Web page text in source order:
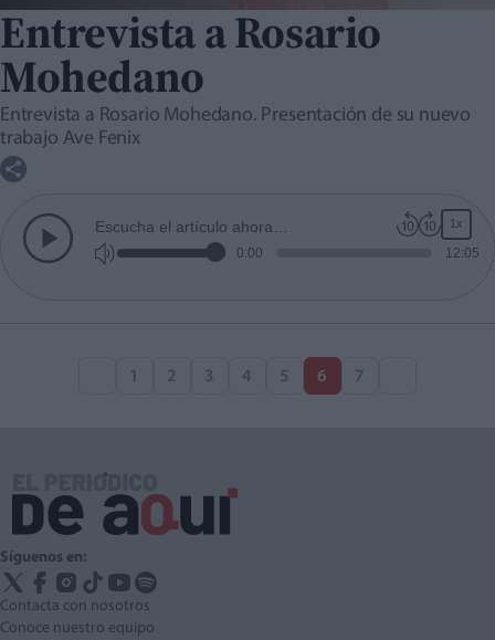
Entrevista a Rosario
Mohedano
Entrevista a Rosario Mohedano. Presentación de su nuevo
trabajo Ave Fenix
Escucha el artículo ahora… 1x
0:00 12:05
1 2 3 4 5 6 7
Síguenos en:
Contacta con nosotros
Conoce nuestro equipo